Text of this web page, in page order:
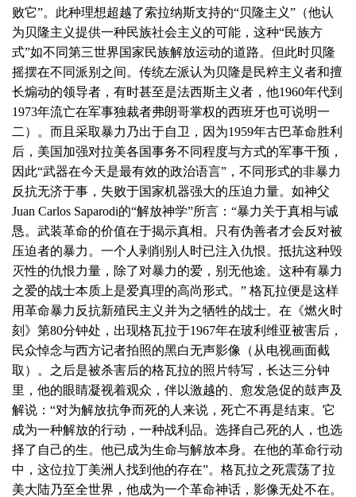
败它”。此种理想超越了索拉纳斯支持的“贝隆主义”（他认
为贝隆主义提供一种民族社会主义的可能，这种“民族方
式”如不同第三世界国家民族解放运动的道路。但此时贝隆
摇摆在不同派别之间。传统左派认为贝隆是民粹主义者和擅
长煽动的领导者，有时甚至是法西斯主义者，他1960年代到
1973年流亡在军事独裁者弗朗哥掌权的西班牙也可说明一
二）。而且采取暴力乃出于自卫，因为1959年古巴革命胜利
后，美国加强对拉美各国事务不同程度与方式的军事干预，
因此“武器在今天是最有效的政治语言”，不同形式的非暴力
反抗无济于事，失败于国家机器强大的压迫力量。如神父
Juan Carlos Saparodi的“解放神学”所言：“暴力关于真相与诚
恳。武装革命的价值在于揭示真相。只有伪善者才会反对被
压迫者的暴力。一个人剥削别人时已注入仇恨。抵抗这种毁
灭性的仇恨力量，除了对暴力的爱，别无他途。这种有暴力
之爱的战士本质上是爱真理的高尚形式。” 格瓦拉便是这样
用革命暴力反抗新殖民主义并为之牺牲的战士。在《燃火时
刻》第80分钟处，出现格瓦拉于1967年在玻利维亚被害后，
民众悼念与西方记者拍照的黑白无声影像（从电视画面截
取）。之后是被杀害后的格瓦拉的照片特写，长达三分钟
里，他的眼睛凝视着观众，伴以激越的、愈发急促的鼓声及
解说：“对为解放抗争而死的人来说，死亡不再是结束。它
成为一种解放的行动，一种战利品。选择自己死的人，也选
择了自己的生。他已成为生命与解放本身。在他的革命行动
中，这位拉丁美洲人找到他的存在”。格瓦拉之死震荡了拉
美大陆乃至全世界，他成为一个革命神话，影像无处不在。